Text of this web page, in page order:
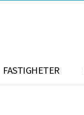
FASTIGHETER